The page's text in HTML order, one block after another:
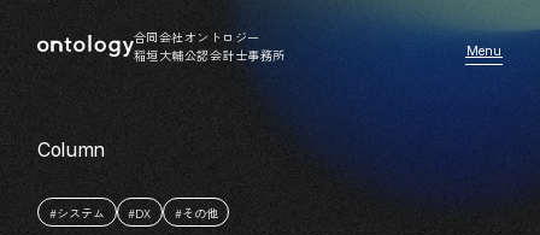
合同会社オントロジー
稲垣大輔公認会計士事務所
#システム #DX #その他